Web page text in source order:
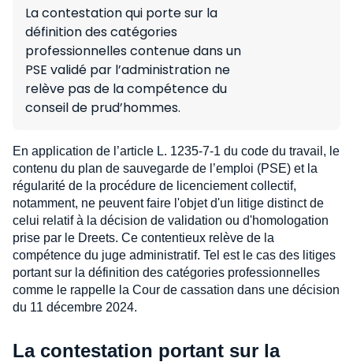
La contestation qui porte sur la
définition des catégories
professionnelles contenue dans un
PSE validé par l’administration ne
relève pas de la compétence du
conseil de prud’hommes.
En application de l’article L. 1235-7-1 du code du travail, le
contenu du plan de sauvegarde de l’emploi (PSE) et la
régularité de la procédure de licenciement collectif,
notamment, ne peuvent faire l'objet d'un litige distinct de
celui relatif à la décision de validation ou d'homologation
prise par le Dreets. Ce contentieux relève de la
compétence du juge administratif. Tel est le cas des litiges
portant sur la définition des catégories professionnelles
comme le rappelle la Cour de cassation dans une décision
du 11 décembre 2024.
La contestation portant sur la